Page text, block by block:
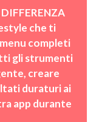
che ti
completi
gli strumenti
creare
duraturi ai
app durante